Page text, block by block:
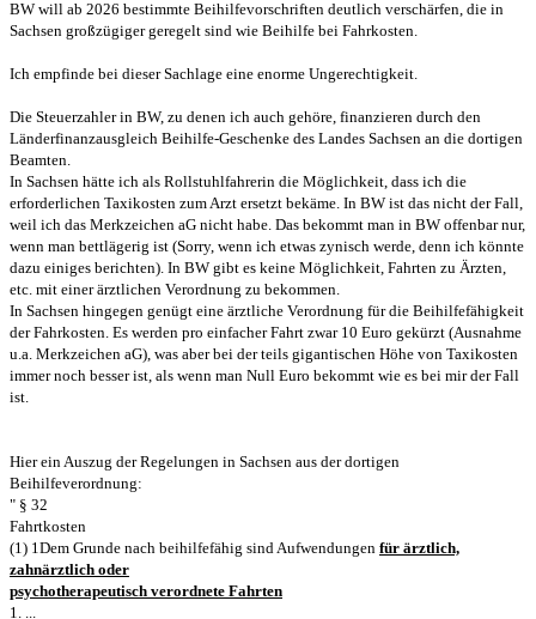
BW will ab 2026 bestimmte Beihilfevorschriften deutlich verschärfen, die in
Sachsen großzügiger geregelt sind wie Beihilfe bei Fahrkosten.
Ich empfinde bei dieser Sachlage eine enorme Ungerechtigkeit.
Die Steuerzahler in BW, zu denen ich auch gehöre, finanzieren durch den
Länderfinanzausgleich Beihilfe-Geschenke des Landes Sachsen an die dortigen
Beamten.
In Sachsen hätte ich als Rollstuhlfahrerin die Möglichkeit, dass ich die
erforderlichen Taxikosten zum Arzt ersetzt bekäme. In BW ist das nicht der Fall,
weil ich das Merkzeichen aG nicht habe. Das bekommt man in BW offenbar nur,
wenn man bettlägerig ist (Sorry, wenn ich etwas zynisch werde, denn ich könnte
dazu einiges berichten). In BW gibt es keine Möglichkeit, Fahrten zu Ärzten,
etc. mit einer ärztlichen Verordnung zu bekommen.
In Sachsen hingegen genügt eine ärztliche Verordnung für die Beihilfefähigkeit
der Fahrkosten. Es werden pro einfacher Fahrt zwar 10 Euro gekürzt (Ausnahme
u.a. Merkzeichen aG), was aber bei der teils gigantischen Höhe von Taxikosten
immer noch besser ist, als wenn man Null Euro bekommt wie es bei mir der Fall
ist.
Hier ein Auszug der Regelungen in Sachsen aus der dortigen
Beihilfeverordnung:
" § 32
Fahrtkosten
(1) 1Dem Grunde nach beihilfefähig sind Aufwendungen für ärztlich,
zahnärztlich oder
psychotherapeutisch verordnete Fahrten
1. ...